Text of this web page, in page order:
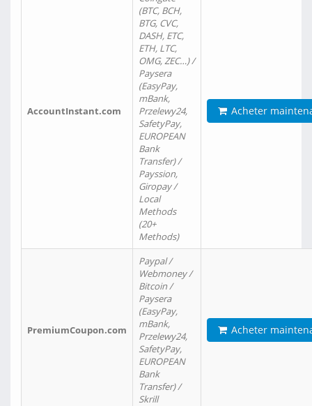
AccountInstant.com
(BTC, BCH,
BTG, CVC,
DASH, ETC,
ETH, LTC,
OMG, ZEC…) /
Paysera
(EasyPay,
mBank,
Przelewy24,
SafetyPay,
EUROPEAN
Bank
Transfer) /
Payssion,
Giropay /
Local
Methods
(20+
Methods)
Acheter
PremiumCoupon.com
Paypal /
Webmoney /
Bitcoin /
Paysera
(EasyPay,
mBank,
Przelewy24,
SafetyPay,
EUROPEAN
Bank
Transfer) /
Skrill
Acheter